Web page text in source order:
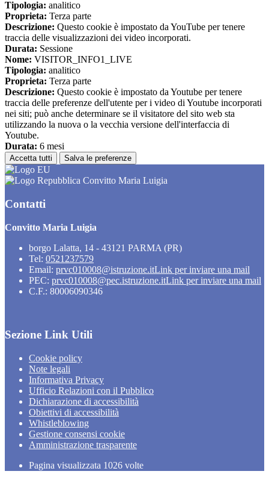
Tipologia: analitico
Proprieta: Terza parte
Descrizione: Questo cookie è impostato da YouTube per tenere
traccia delle visualizzazioni dei video incorporati.
Durata: Sessione
Nome: VISITOR_INFO1_LIVE
Tipologia: analitico
Proprieta: Terza parte
Descrizione: Questo cookie è impostato da Youtube per tenere
traccia delle preferenze dell'utente per i video di Youtube incorporati
nei siti; può anche determinare se il visitatore del sito web sta
utilizzando la nuova o la vecchia versione dell'interfaccia di
Youtube.
Durata: 6 mesi
Accetta tutti Salva le preferenze
Convitto Maria Luigia
Contatti
Convitto Maria Luigia
borgo Lalatta, 14 - 43121 PARMA (PR)
Tel: 0521237579
Email: prvc010008@istruzione.itLink per inviare una mail
PEC: prvc010008@pec.istruzione.itLink per inviare una mail
C.F.: 80006090346
Sezione Link Utili
Cookie policy
Note legali
Informativa Privacy
Ufficio Relazioni con il Pubblico
Dichiarazione di accessibilità
Obiettivi di accessibilità
Whistleblowing
Gestione consensi cookie
Amministrazione trasparente
Pagina visualizzata 1026 volte